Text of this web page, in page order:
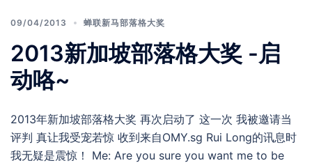
09/04/2013 蝉联新马部落格大奖
2013新加坡部落格大奖 -启
动咯~
2013年新加坡部落格大奖 再次启动了 这一次 我被邀请当
评判 真让我受宠若惊 收到来自OMY.sg Rui Long的讯息时
我无疑是震惊！ Me: Are you sure you want me to be